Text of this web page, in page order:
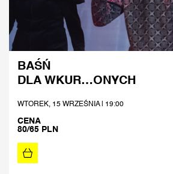
BAŚŃ
DLA WKUR…ONYCH
WTOREK, 15 WRZEŚNIA | 19:00
CENA
80/65 PLN